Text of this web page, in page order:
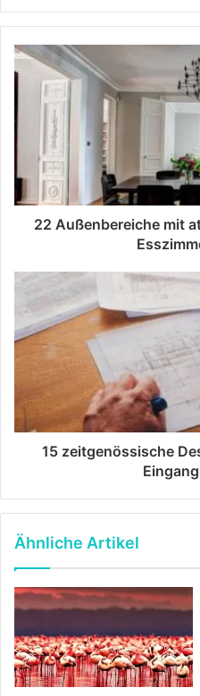
22 Außenbereiche mit
15 zeitgenössische
Ähnliche Artikel